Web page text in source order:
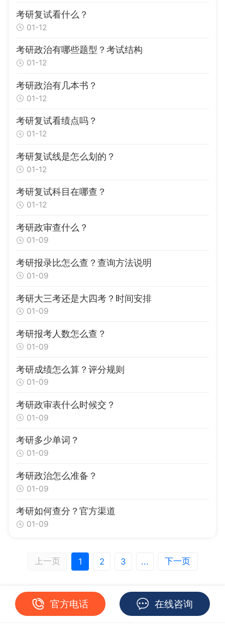
考研复试看什么？
01-12
考研政治有哪些题型？考试结构
01-12
考研政治有几本书？
01-12
考研复试看绩点吗？
01-12
考研复试线是怎么划的？
01-12
考研复试科目在哪查？
01-12
考研政审查什么？
01-09
考研报录比怎么查？查询方法说明
01-09
考研大三考还是大四考？时间安排
01-09
考研报考人数怎么查？
01-09
考研成绩怎么算？评分规则
01-09
考研政审表什么时候交？
01-09
考研多少单词？
01-09
考研政治怎么准备？
01-09
考研如何查分？官方渠道
01-09
上一页 1 2 3 ... 下一页
官方电话 在线咨询